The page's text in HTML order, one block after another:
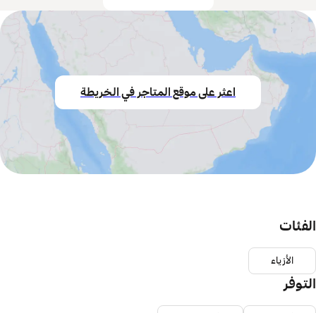
اعثر على موقع المتاجر في الخريطة
الفئات
الأزياء
التوفر